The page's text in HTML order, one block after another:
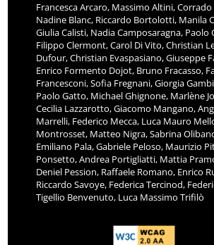
Francesca Arcaro, Massimo Altini,
Nadine Blanc, Riccardo Bortolotti, Manila
Giulia Calisti, Nadia Camposaragna, Paolo
Filippo Clermont, Carol Di Vito, Christian
Dufour, Christian Evaspasiano, Giuseppe
Enrico Formento Dojot, Bruno Fracasso,
Francesconi, Sofia Fregnani, Giorgia
Paolo Gatto, Michael Ghignone, Marlène
Cecilia Lazzarotto, Giacomo Mangano,
Marrelli, Federico Mecca, Luca Mauro
Montrosset, Matteo Nigra, Sabrina
Emiliano Pala, Gabriele Peloso, Maurizio
Ponsetto, Andrea Portigliatti, Mattia
Deniel Pession, Raffaele Romano, Enrico
Riccardo Savoye, Federica Tercinod,
Tigellio Benvenuto, Luca Massimo Trifilò